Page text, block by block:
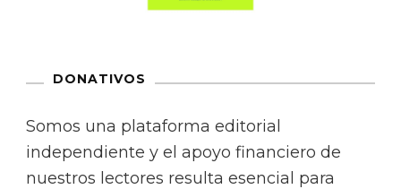
DONATIVOS
Somos una plataforma editorial
independiente y el apoyo financiero de
nuestros lectores resulta esencial para